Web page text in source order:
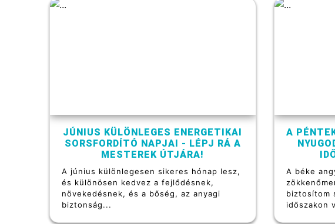
JÚNIUS KÜLÖNLEGES ENERGETIKAI
SORSFORDÍTÓ NAPJAI - LÉPJ RÁ A
MESTEREK ÚTJÁRA!
A június különlegesen sikeres hónap lesz,
és különösen kedvez a fejlődésnek,
növekedésnek, és a bőség, az anyagi
biztonság...
A
A béke
biztosítom
időszakon